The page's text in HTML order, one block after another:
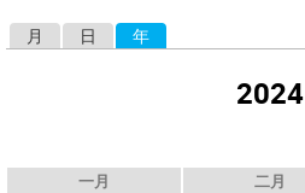
月 日 年
2024
一月 二月